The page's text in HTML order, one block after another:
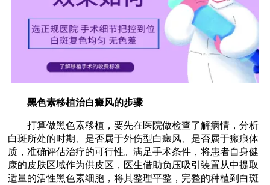
黑色素移植治白癜风的步骤
打算做黑色素移植，要先在医院做检查了解病情，分析
白斑所处的时期、是否属于外伤型白癜风、是否属于瘢痕体
质，准确评估治疗的可行性。满足手术条件，将患者自身健
康的皮肤区域作为供皮区，医生借助负压吸引装置从中提取
适量的活性黑色素细胞，将其整理平整，完整的种植到白斑